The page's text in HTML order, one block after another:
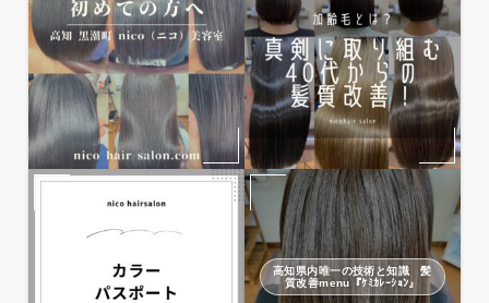
高知県内唯一の技術と知識 髪
質改善menu『ｹﾐｶﾚｰｼｮﾝ』